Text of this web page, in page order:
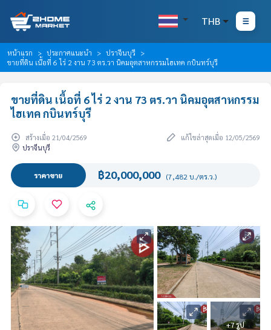
THB
หน้าแรก ประกาศแนะนำ
ปราจีนบุรี
ขายที่ดิน เนื้อที่ 6 ไร่ 2 งาน 73 ตร.วา นิคมอุตสาหกรรมไฮเทค กบินทร์บุรี
ขายที่ดิน เนื้อที่ 6 ไร่ 2 งาน 73 ตร.วา นิคมอุตสาหกรรม
ไฮเทค กบินทร์บุรี
สร้างเมื่อ 21/04/2569
แก้ไขล่าสุดเมื่อ 12/05/2569
ปราจีนบุรี
ราคาขาย ฿20,000,000 (7,482 บ./ตร.ว.)
+7 รูป